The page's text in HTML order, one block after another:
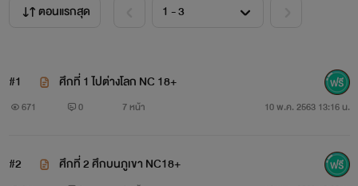
ตอนแรกสุด
#1 ศึกที่ 1 ไปต่างโลก NC 18+
671 0 7 หน้า 10 พ.ค. 2563 13:16 น.
#2 ศึกที่ 2 ศึกบนภูเขา NC18+